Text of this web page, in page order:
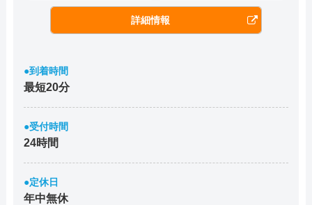
詳細情報
●到着時間
最短20分
●受付時間
24時間
●定休日
年中無休